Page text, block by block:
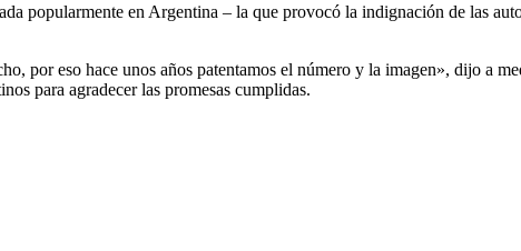
popularmente en Argentina – la que provocó la indignación de las
por eso hace unos años patentamos el número y la imagen», dijo a
para agradecer las promesas cumplidas.